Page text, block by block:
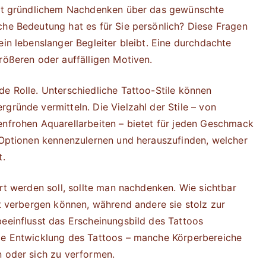
Nachdenken über das gewünschte
Bedeutung hat es für Sie persönlich? Diese Fragen
lebenslanger Begleiter bleibt. Eine durchdachte
oder auffälligen Motiven.
Rolle. Unterschiedliche Tattoo-Stile können
vermitteln. Die Vielzahl der Stile – von
Aquarellarbeiten – bietet für jeden Geschmack
kennenzulernen und herauszufinden, welcher
werden soll, sollte man nachdenken. Wie sichtbar
können, während andere sie stolz zur
das Erscheinungsbild des Tattoos
Entwicklung des Tattoos – manche Körperbereiche
oder sich zu verformen.